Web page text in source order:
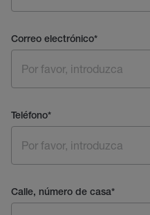
Correo electrónico*
Teléfono*
Calle, número de casa*